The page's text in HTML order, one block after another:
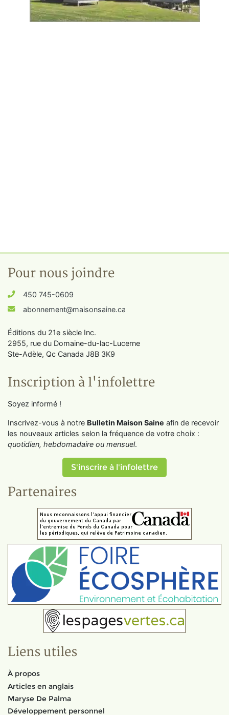
Pour nous joindre
450 745-0609
abonnement@maisonsaine.ca
Éditions du 21e siècle Inc.
2955, rue du Domaine-du-lac-Lucerne
Ste-Adèle, Qc Canada J8B 3K9
Inscription à l'infolettre
Soyez informé !
Inscrivez-vous à notre Bulletin Maison Saine afin de recevoir
les nouveaux articles selon la fréquence de votre choix :
quotidien, hebdomadaire ou mensuel.
S'inscrire à l'infolettre
Partenaires
Liens utiles
À propos
Articles en anglais
Maryse De Palma
Développement personnel